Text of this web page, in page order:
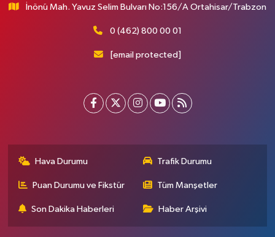
İnönü Mah. Yavuz Selim Bulvarı No:156/A Ortahisar/Trabzon
0 (462) 800 00 01
[email protected]
Hava Durumu Trafik Durumu
Puan Durumu ve Fikstür Tüm Manşetler
Son Dakika Haberleri Haber Arşivi